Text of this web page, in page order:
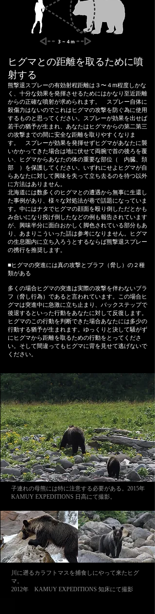
ヒグマとの距離を取るために噴
射する
熊撃退スプレーの有効射程距離は３〜４m程度しかな
く、十分な効果を発揮させるためにはかなり至近距離
からの正確な噴射が求められます。 スプレー自体に
殺傷力はないのでこれはヒグマの攻撃を防ぐ為に使用
するものと思ってください。スプレーが効果を出せば
若干の猶予が生まれ、あなたはヒグマからの第二第三
の攻撃までの間に安全な距離を取りやすくなりま
す。 スプレーが効果を発揮せずヒグマがあなたに襲
いかかってきた場合は地に伏せて両腕で首の後ろを覆
い、ヒグマからあなたの体の重要な部位（ 内臓、頚
部 ）を保護してください。いずれにせよヒグマが自
らあなたに対して興味を失って立ち去るのを待つ以外
に方法はありません。
北海道には数多くのヒグマとの遭遇から無事に生還し
た事例があり、様々な対処法が巷で話題になっていま
す。中にはナタでヒグマの顔面を殴り倒しただとかも
み合いになり投げ倒したなどの例も報告されています
が、興味半分に面白おかしく脚色されている部分もあ
り、あまりこういった話は参考になりません。ヒグマ
の生息圏内に立ち入ろうとするならば熊撃退スプレー
の携行を推奨します。
■ヒグマの突進には真の攻撃とブラフ（脅し）の２種
類がある
多くの場合ヒグマの突進は実際の攻撃を伴わないブラ
フ（脅し行為）であると言われています。この場合ヒ
グマは突進中に急激に立ち止まり、バックステップで
後退するといった行動をあなたに対して反復します。
ヒグマのこの行動を判断できた場合あなたには多少の
行動する猶予が生まれます。ゆっくりと決して騒がず
にヒグマから距離を取るための行動をとってくださ
い。そして間違ってもヒグマに背を見せて逃げないで
ください。
子連れの母熊には特に注意する必要がある。2015年
KAMUY EXPEDITIONS 日高にて撮影。
川に遡るカラフトマスを捕食しにやって来たヒグ
マ。
2012年 KAMUY EXPEDITIONS 知床にて撮影